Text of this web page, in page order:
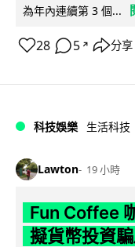
為年內連續第 3 個...
28 5 ↗ 分享
科技娛樂 生活科技
Lawton 19 小時
Fun Coffee
擬貨幣投資